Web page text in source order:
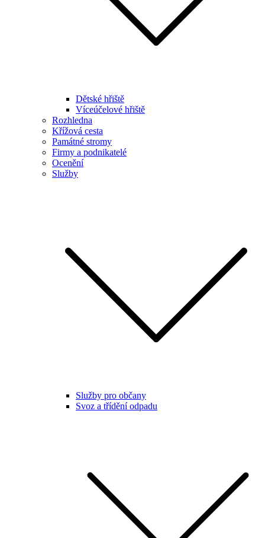
Dětské hřiště
Víceúčelové hřiště
Rozhledna
Křížová cesta
Památné stromy
Firmy a podnikatelé
Ocenění
Služby
Služby pro občany
Svoz a třídění odpadu